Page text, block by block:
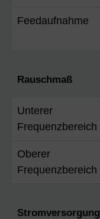
Feedaufnahme
Rauschmaß
Unterer
Frequenzbereich
Oberer
Frequenzbereich
Stromversorgung